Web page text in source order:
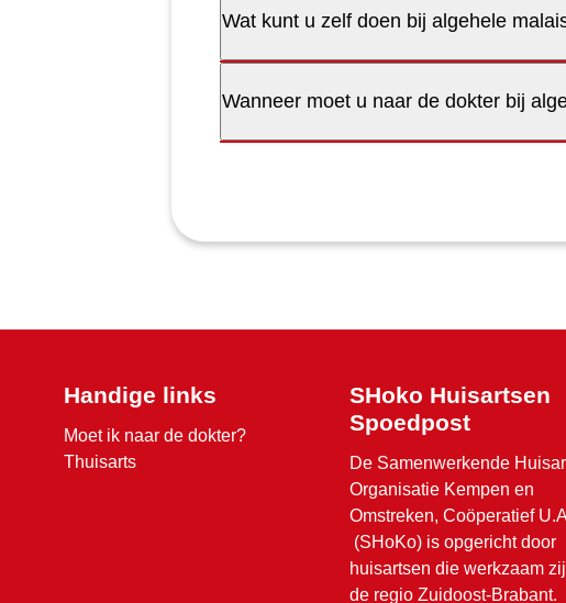
Wat kunt u zelf doen bij algehele
Wanneer moet u naar de dokter bij
Handige links
Moet ik naar de dokter?
Thuisarts
SHoko Huisartsen
Spoedpost
De Samenwerkende
Organisatie Kempen en
Omstreken, Coöperatief
(SHoKo) is opgericht door
huisartsen die werkzaam
de regio Zuidoost-Brabant.